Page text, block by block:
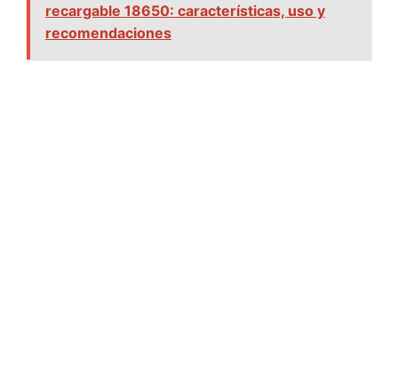
recargable 18650: características, uso y
recomendaciones